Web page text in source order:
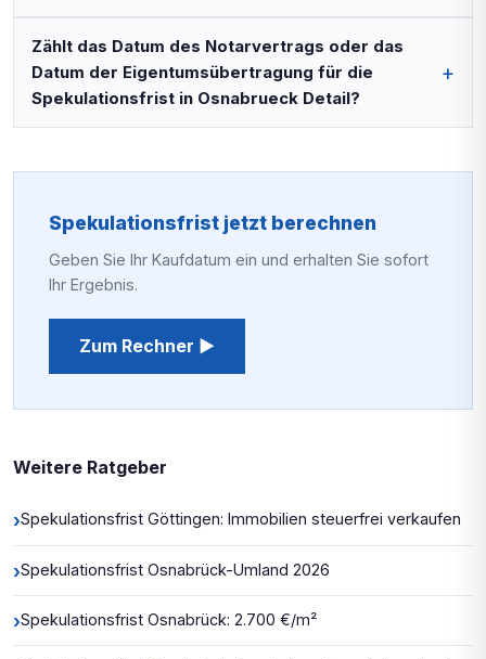
Zählt das Datum des Notarvertrags oder das
Datum der Eigentumsübertragung für die
Spekulationsfrist in Osnabrueck Detail?
Spekulationsfrist jetzt berechnen
Geben Sie Ihr Kaufdatum ein und erhalten Sie sofort
Ihr Ergebnis.
Zum Rechner ▶
Weitere Ratgeber
›Spekulationsfrist Göttingen: Immobilien steuerfrei verkaufen
›Spekulationsfrist Osnabrück-Umland 2026
›Spekulationsfrist Osnabrück: 2.700 €/m²